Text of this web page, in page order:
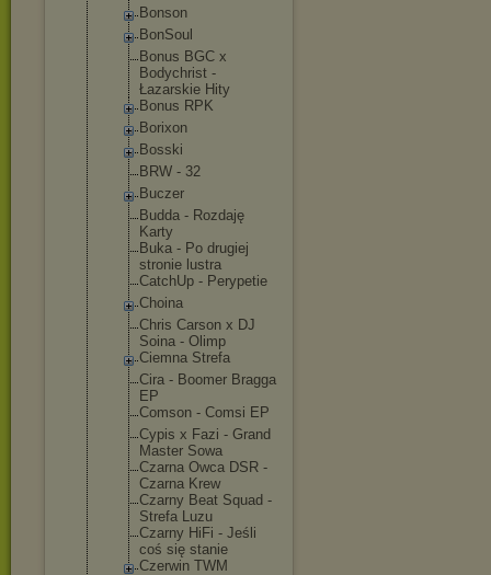
Bonson
BonSoul
Bonus BGC x
Bodychrist -
Łazarskie Hity
Bonus RPK
Borixon
Bosski
BRW - 32
Buczer
Budda - Rozdaję
Karty
Buka - Po drugiej
stronie lustra
CatchUp - Perypetie
Choina
Chris Carson x DJ
Soina - Olimp
Ciemna Strefa
Cira - Boomer Bragga
EP
Comson - Comsi EP
Cypis x Fazi - Grand
Master Sowa
Czarna Owca DSR -
Czarna Krew
Czarny Beat Squad -
Strefa Luzu
Czarny HiFi - Jeśli
coś się stanie
Czerwin TWM